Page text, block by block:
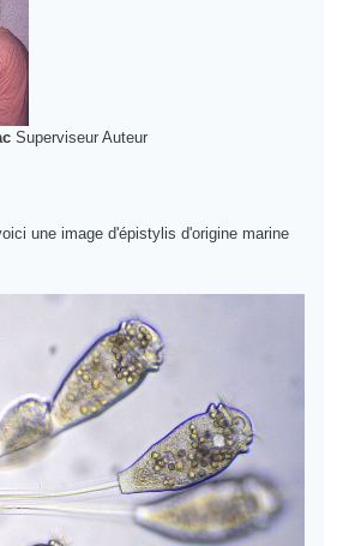
Superviseur Auteur
une image d'épistylis d'origine marine